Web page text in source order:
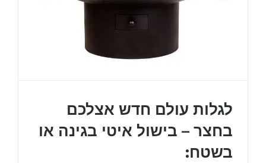
לגלות עולם חדש אצלכם
בחצר – בישול איטי בגינה או
בשטח: